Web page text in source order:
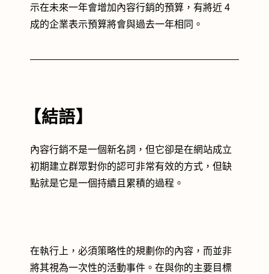
示在未來一年會增加內容行銷的預算，有將近 4
成的企業表示預算將會與過去一年相同。
【結語】
內容行銷不是一個新名詞，但它卻是在網站成立
初期建立群眾對你的認可非常有效的方式，但缺
點就是它是一個持續且累積的過程。
在執行上，必須策略性的規劃你的內容，而並非
將其視為一次性的活動事件。在與你的主要目標